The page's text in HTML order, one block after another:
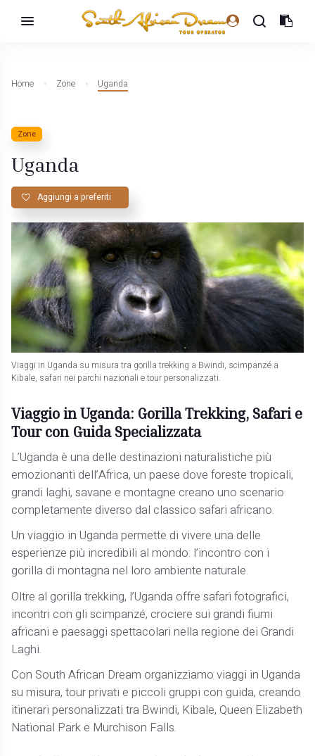
Home Zone Uganda
Zone
Uganda
Aggiungi a preferiti
Viaggi in Uganda su misura tra gorilla trekking a Bwindi, scimpanzé a
Kibale, safari nei parchi nazionali e tour personalizzati.
Viaggio in Uganda: Gorilla Trekking, Safari e
Tour con Guida Specializzata
L’Uganda è una delle destinazioni naturalistiche più
emozionanti dell’Africa, un paese dove foreste tropicali,
grandi laghi, savane e montagne creano uno scenario
completamente diverso dal classico safari africano.
Un viaggio in Uganda permette di vivere una delle
esperienze più incredibili al mondo: l’incontro con i
gorilla di montagna nel loro ambiente naturale.
Oltre al gorilla trekking, l’Uganda offre safari fotografici,
incontri con gli scimpanzé, crociere sui grandi fiumi
africani e paesaggi spettacolari nella regione dei Grandi
Laghi.
Con South African Dream organizziamo viaggi in Uganda
su misura, tour privati e piccoli gruppi con guida, creando
itinerari personalizzati tra Bwindi, Kibale, Queen Elizabeth
National Park e Murchison Falls.